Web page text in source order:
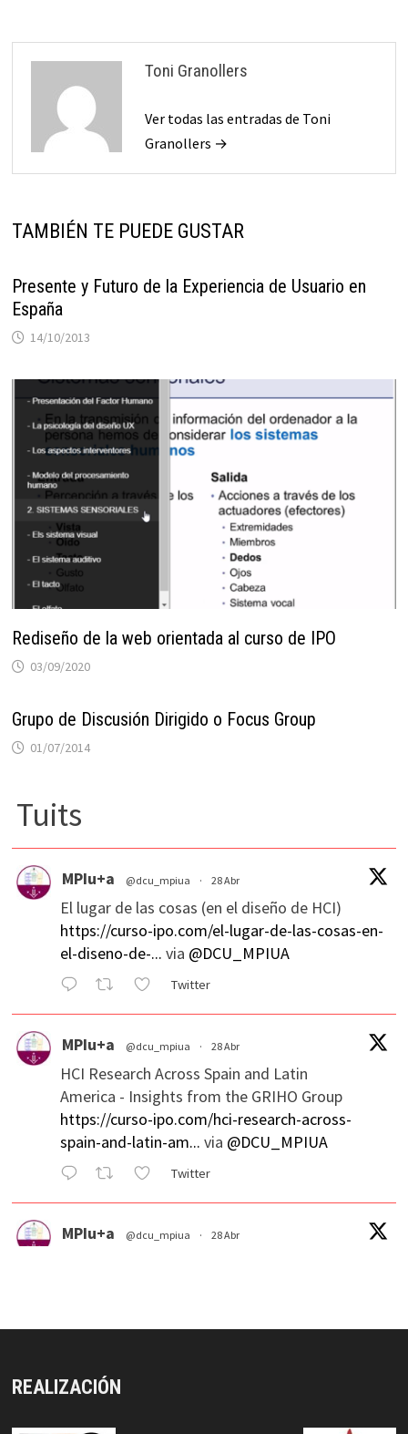
Toni Granollers
Ver todas las entradas de Toni
Granollers →
TAMBIÉN TE PUEDE GUSTAR
Presente y Futuro de la Experiencia de Usuario en
España
14/10/2013
Rediseño de la web orientada al curso de IPO
03/09/2020
Grupo de Discusión Dirigido o Focus Group
01/07/2014
Tuits
MPIu+a @dcu_mpiua · 28 Abr
El lugar de las cosas (en el diseño de HCI)
https://curso-ipo.com/el-lugar-de-las-cosas-en-
el-diseno-de-... via @DCU_MPIUA
Twitter
MPIu+a @dcu_mpiua · 28 Abr
HCI Research Across Spain and Latin
America - Insights from the GRIHO Group
https://curso-ipo.com/hci-research-across-
spain-and-latin-am... via @DCU_MPIUA
Twitter
MPIu+a @dcu_mpiua · 28 Abr
REALIZACIÓN